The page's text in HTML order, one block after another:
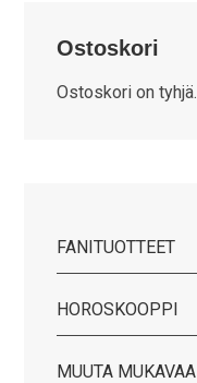
Ostoskori
Ostoskori on tyhjä.
FANITUOTTEET
HOROSKOOPPI
MUUTA MUKAVAA